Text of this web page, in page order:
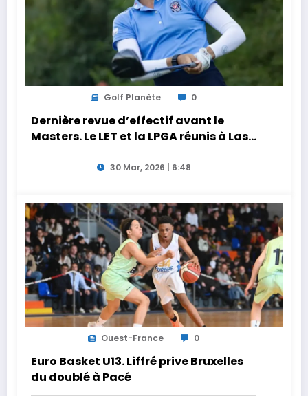
Golf Planète 0
Dernière revue d’effectif avant le
Masters. Le LET et la LPGA réunis à Las
Vegas au programme de la semaine
30 Mar, 2026 | 6:48
Ouest-France 0
Euro Basket U13. Liffré prive Bruxelles
du doublé à Pacé